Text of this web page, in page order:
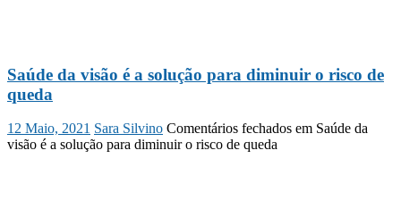
Saúde da visão é a solução para diminuir o risco de
queda
12 Maio, 2021 Sara Silvino Comentários fechados em Saúde da
visão é a solução para diminuir o risco de queda